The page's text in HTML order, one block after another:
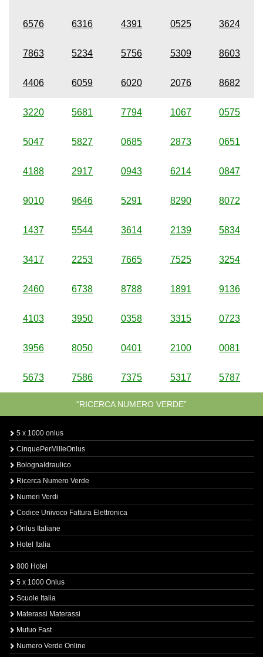
6576 6316 4391 0525 3624
7863 5234 5756 5309 8603
4406 6059 6020 2076 8682
3220 5681 7794 1067 0575
5047 5827 0685 2873 0651
4188 2917 0943 6214 0847
9010 9646 5291 8290 8072
1437 5544 3614 2139 5834
3417 2253 7665 7525 3254
2460 6738 8788 1891 9136
4103 3950 0358 3315 0723
3956 8050 0401 2100 0081
5673 7586 7375 5317 5787
“RICERCA NUMERO VERDE”
5 x 1000 onlus
CinquePerMilleOnlus
BolognaIdraulico
Ricerca Numero Verde
Numeri Verdi
Codice Univoco Fattura Elettronica
Onlus Italiane
Hotel Italia
800 Hotel
5 x 1000 Onlus
Scuole Italia
Materassi Materassi
Mutuo Fast
Numero Verde Online